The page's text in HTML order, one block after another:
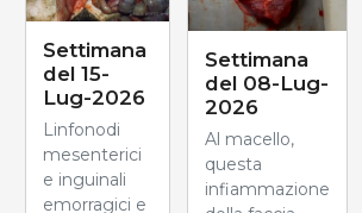
Settimana
del 15-
Lug-2026
Linfonodi
mesenterici
e inguinali
emorragici e
Settimana
del 08-Lug-
2026
Al macello,
questa
infiammazione